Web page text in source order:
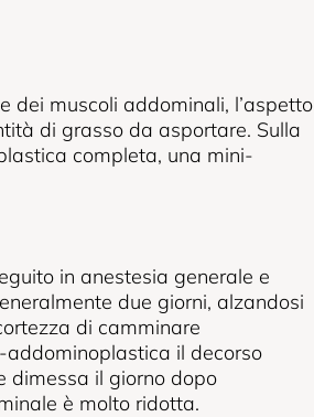
dei muscoli addominali, l’aspetto
di grasso da asportare. Sulla
completa, una mini-
in anestesia generale e
due giorni, alzandosi
di camminare
il decorso
dimessa il giorno dopo
è molto ridotta.